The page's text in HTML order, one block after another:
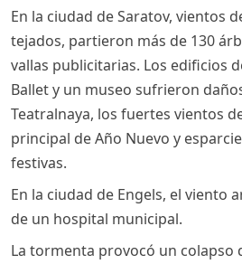
En la ciudad de Saratov, vientos
tejados, partieron más de 130
vallas publicitarias. Los edificios
Ballet y un museo sufrieron
Teatralnaya, los fuertes vientos
principal de Año Nuevo y
festivas.
En la ciudad de Engels, el viento
de un hospital municipal.
La tormenta provocó un colapso